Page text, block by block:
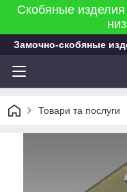
Скобяные
Замочно-скобяные
Товари та послуги